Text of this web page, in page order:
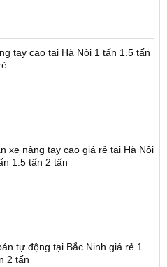
tay cao tại Hà Nội 1 tấn 1.5 tấn
xe nâng tay cao giá rẻ tại Hà Nội
1.5 tấn 2 tấn
tự động tại Bắc Ninh giá rẻ 1
2 tấn